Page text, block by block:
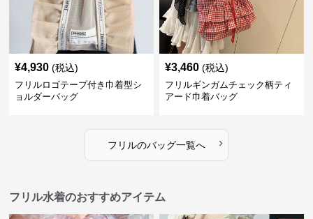
¥4,930 (税込)
フリルロゴテープ付き巾着型シ
ョルダーバッグ
¥3,460 (税込)
フリルギンガムチェック柄ティ
アード巾着バッグ
フリルのバッグ一覧へ ›
フリル水着のおすすめアイテム